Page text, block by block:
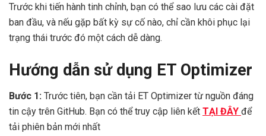
Trước khi tiến hành tinh chỉnh, bạn có thể sao lưu các cài đặt
ban đầu, và nếu gặp bất kỳ sự cố nào, chỉ cần khôi phục lại
trạng thái trước đó một cách dễ dàng.
Hướng dẫn sử dụng ET Optimizer
Bước 1: Trước tiên, bạn cần tải ET Optimizer từ nguồn đáng
tin cậy trên GitHub. Bạn có thể truy cập liên kết TẠI ĐÂY để
tải phiên bản mới nhất